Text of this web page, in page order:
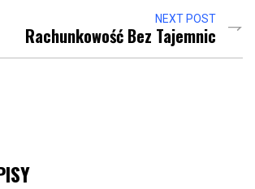
NEXT POST
Rachunkowość Bez Tajemnic